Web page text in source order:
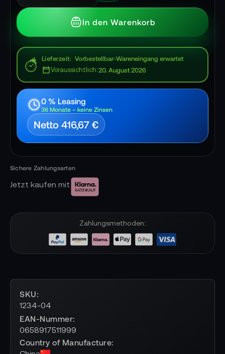
In den Warenkorb
Lieferzeit Vorbestellbar-Wareneingang erwartet
Voraussichtlich:20. August 2026
0 % Leasing
36 Monate – keine Zinsen
Netto 416,67 €
Jetzt kaufen mit
Zahlungsmethoden:
SKU
1234-04
EAN-Nummer
0658917511999
Country of Manufacture